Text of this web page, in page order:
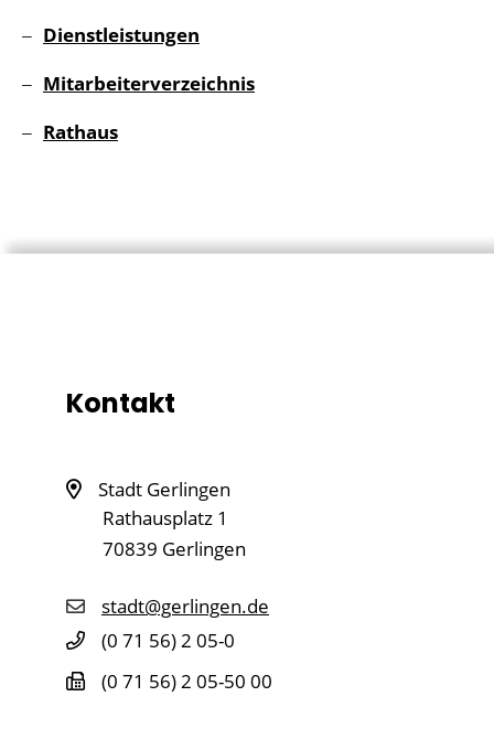
Dienstleistungen
Mitarbeiterverzeichnis
Rathaus
Kontakt
Stadt Gerlingen
Rathausplatz 1
70839 Gerlingen
stadt@gerlingen.de
(0 71 56) 2 05-0
(0 71 56) 2 05-50 00